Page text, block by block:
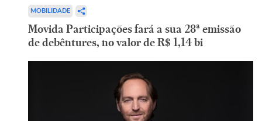
MOBILIDADE
Movida Participações fará a sua 28ª emissão
de debêntures, no valor de R$ 1,14 bi